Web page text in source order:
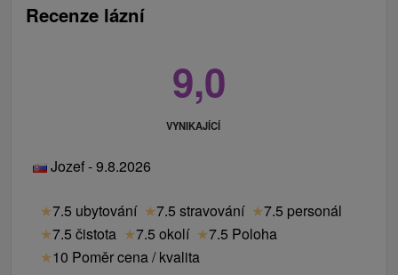
Recenze lázní
9,0
VYNIKAJÍCÍ
Jozef - 9.8.2026
★7.5 ubytování ★7.5 stravování ★7.5 personál
★7.5 čistota ★7.5 okolí ★7.5 Poloha
★10 Poměr cena / kvalita